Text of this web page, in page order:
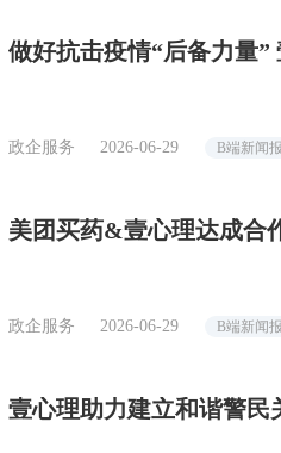
做好抗击疫情“后备力量
政企服务 2026-06-29 B端新闻
美团买药&壹心理达成合
政企服务 2026-06-29 B端新闻
壹心理助力建立和谐警民